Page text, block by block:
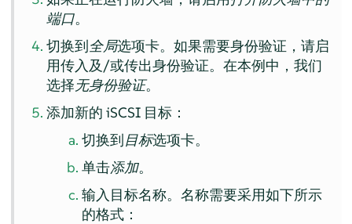
端口。
切换到全局选项卡。如果需要身份验证，请启
用传入及/或传出身份验证。在本例中，我们
选择无身份验证。
添加新的 iSCSI 目标：
切换到目标选项卡。
单击添加。
输入目标名称。名称需要采用如下所示
的格式：